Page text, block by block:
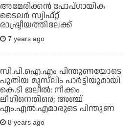
അമേരിക്കന്‍ പോപ്ഗായിക
ടൈലര്‍ സ്വിഫ്റ്റ്
രാഷ്ട്രീയത്തിലേക്ക്
7 years ago
സി.പി.ഐ.എം പിന്തുണയോടെ
പുതിയ മുസ്‌ലിം പാര്‍ട്ടിയുമായി
കെ.ടി ജലീല്‍: നീക്കം
ലീഗിനെതിരെ; അഞ്ച്
എം.എല്‍.എമാരുടെ പിന്തുണ
8 years ago